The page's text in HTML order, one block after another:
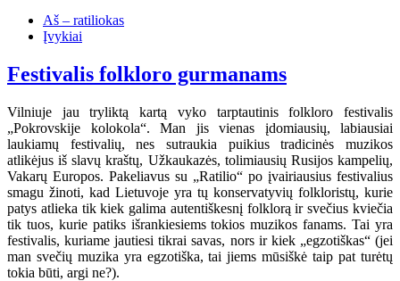
Aš – ratiliokas
Įvykiai
Festivalis folkloro gurmanams
Vilniuje jau tryliktą kartą vyko tarptautinis folkloro festivalis
„Pokrovskije kolokola“. Man jis vienas įdomiausių, labiausiai
laukiamų festivalių, nes sutraukia puikius tradicinės muzikos
atlikėjus iš slavų kraštų, Užkaukazės, tolimiausių Rusijos kampelių,
Vakarų Europos. Pakeliavus su „Ratilio“ po įvairiausius festivalius
smagu žinoti, kad Lietuvoje yra tų konservatyvių folkloristų, kurie
patys atlieka tik kiek galima autentiškesnį folklorą ir svečius kviečia
tik tuos, kurie patiks išrankiesiems tokios muzikos fanams. Tai yra
festivalis, kuriame jautiesi tikrai savas, nors ir kiek „egzotiškas“ (jei
man svečių muzika yra egzotiška, tai jiems mūsiškė taip pat turėtų
tokia būti, argi ne?).